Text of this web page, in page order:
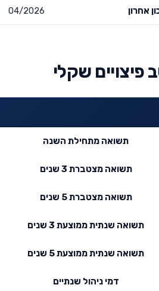
אחרון 04/2026
פיצויים שקלי
תשואה מתחילת השנה
תשואה מצטברת 3 שנים
תשואה מצטברת 5 שנים
תשואה שנתית ממוצעת 3 שנים
תשואה שנתית ממוצעת 5 שנים
דמי ניהול שנתיים